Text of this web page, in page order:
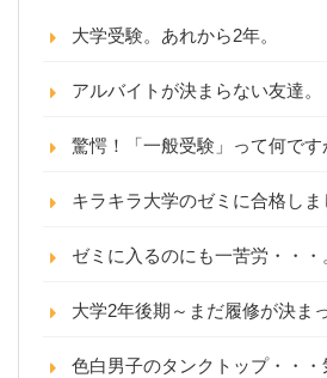
大学受験。あれから2年。
アルバイトが決まらない友達。
驚愕！「一般受験」って何です
キラキラ大学のゼミに合格しま
ゼミに入るのにも一苦労・・・
大学2年後期～まだ履修が決ま
色白男子のタンクトップ・・